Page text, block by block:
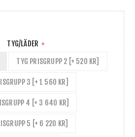
TYG/LÄDER *
TYG PRISGRUPP 2 [+ 520 KR]
3 [+ 1 560 KR]
4 [+ 3 640 KR]
5 [+ 6 220 KR]